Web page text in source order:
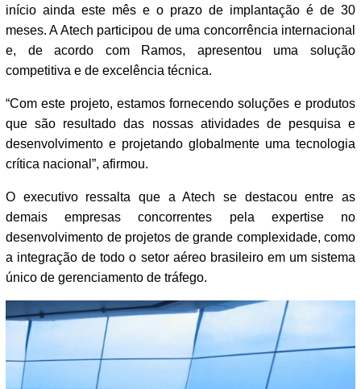
início ainda este mês e o prazo de implantação é de 30
meses. A Atech participou de uma concorrência internacional
e, de acordo com Ramos, apresentou uma solução
competitiva e de excelência técnica.
“Com este projeto, estamos fornecendo soluções e produtos
que são resultado das nossas atividades de pesquisa e
desenvolvimento e projetando globalmente uma tecnologia
crítica nacional”, afirmou.
O executivo ressalta que a Atech se destacou entre as
demais empresas concorrentes pela expertise no
desenvolvimento de projetos de grande complexidade, como
a integração de todo o setor aéreo brasileiro em um sistema
único de gerenciamento de tráfego.